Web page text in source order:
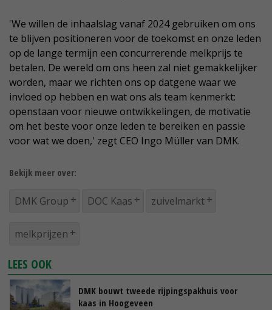
'We willen de inhaalslag vanaf 2024 gebruiken om ons
te blijven positioneren voor de toekomst en onze leden
op de lange termijn een concurrerende melkprijs te
betalen. De wereld om ons heen zal niet gemakkelijker
worden, maar we richten ons op datgene waar we
invloed op hebben en wat ons als team kenmerkt:
openstaan voor nieuwe ontwikkelingen, de motivatie
om het beste voor onze leden te bereiken en passie
voor wat we doen,' zegt CEO Ingo Müller van DMK.
Bekijk meer over:
DMK Group DOC Kaas zuivelmarkt
melkprijzen
LEES OOK
DMK bouwt tweede rijpingspakhuis voor
kaas in Hoogeveen